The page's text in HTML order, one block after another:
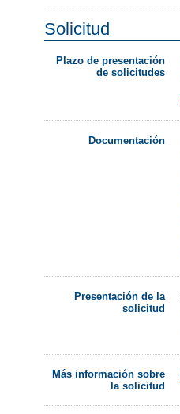
Solicitud
Plazo de presentación
de solicitudes
Documentación
Presentación de la
solicitud
Más información sobre
la solicitud